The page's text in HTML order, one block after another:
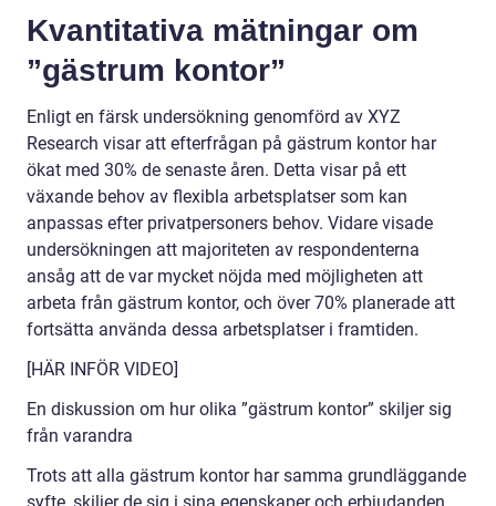
Kvantitativa mätningar om
”gästrum kontor”
Enligt en färsk undersökning genomförd av XYZ
Research visar att efterfrågan på gästrum kontor har
ökat med 30% de senaste åren. Detta visar på ett
växande behov av flexibla arbetsplatser som kan
anpassas efter privatpersoners behov. Vidare visade
undersökningen att majoriteten av respondenterna
ansåg att de var mycket nöjda med möjligheten att
arbeta från gästrum kontor, och över 70% planerade att
fortsätta använda dessa arbetsplatser i framtiden.
[HÄR INFÖR VIDEO]
En diskussion om hur olika ”gästrum kontor” skiljer sig
från varandra
Trots att alla gästrum kontor har samma grundläggande
syfte, skiljer de sig i sina egenskaper och erbjudanden.